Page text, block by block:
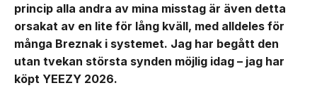
princip alla andra av mina misstag är även detta
orsakat av en lite för lång kväll, med alldeles för
många Breznak i systemet. Jag har begått den
utan tvekan största synden möjlig idag – jag har
köpt YEEZY 2026.